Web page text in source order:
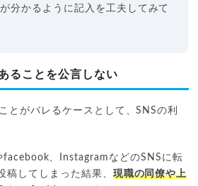
分かるように記入を工夫してみて
ることを公言しない
とがバレるケースとして、SNSの利
、InstagramなどのSNSに転
稿してしまった結果、 現職の同僚や上